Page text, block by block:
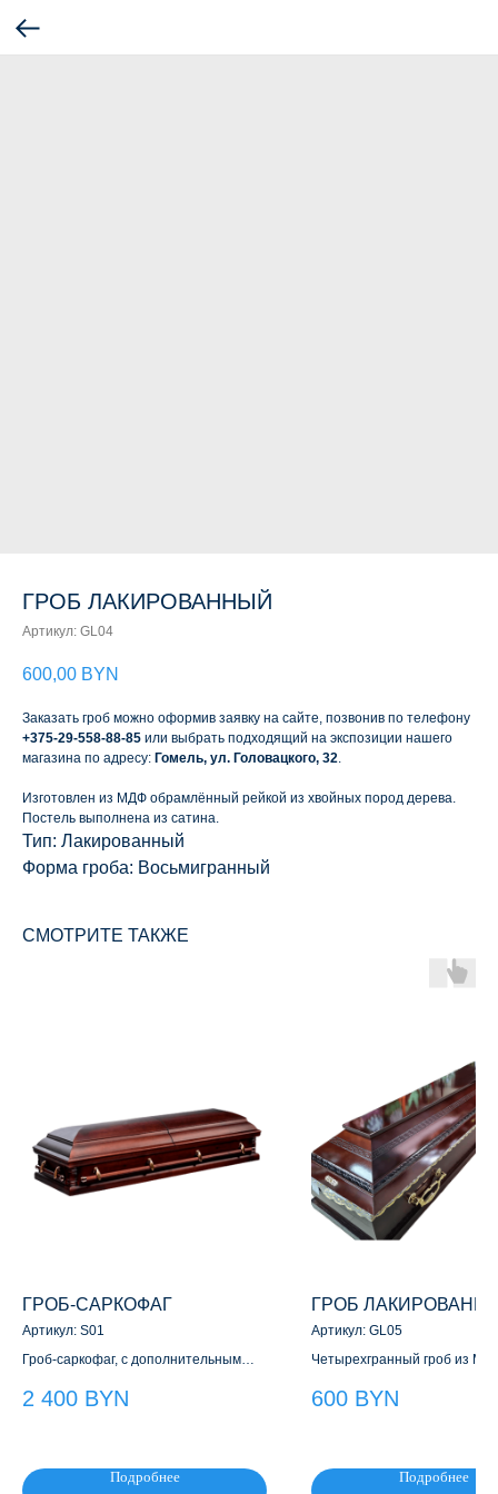
ГРОБ ЛАКИРОВАННЫЙ
Артикул: GL04
600,00 BYN
Заказать гроб можно оформив заявку на сайте, позвонив по телефону
+375-29-558-88-85 или выбрать подходящий на экспозиции нашего
магазина по адресу: Гомель, ул. Головацкого, 32.
Изготовлен из МДФ обрамлённый рейкой из хвойных пород дерева.
Постель выполнена из сатина.
Тип: Лакированный
Форма гроба: Восьмигранный
СМОТРИТЕ ТАКЖЕ
ГРОБ-САРКОФАГ
Артикул: S01
Гроб-саркофаг, с дополнительным
матовый и глянцевый
2 400 BYN
Подробнее
ГРОБ
Артикул: GL05
Четырехгранный гроб из
лакированный и матовый
600 BYN
Подробнее